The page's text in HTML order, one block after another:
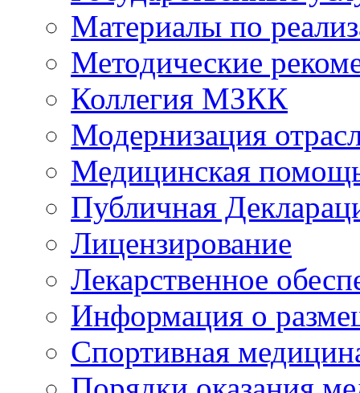
Материалы по
Методические
Коллегия МЗКК
Модернизация
Медицинская
Публичная
Лицензирование
Лекарственное
Информация о
Спортивная